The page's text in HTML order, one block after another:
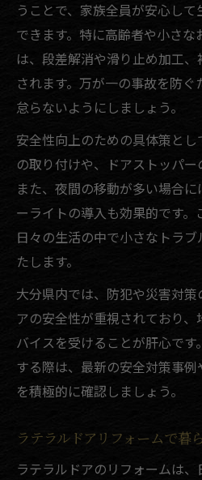
うことで、家族全員が安心し
できます。特に高齢者や小さ
は、段差解消や滑り止め加工
されます。万が一の事故を防
怠らないようにしましょう。
安全性向上のための具体策と
の取り付けや、ドアストッパー
また、夜間の移動が多い場合
ーライトの導入も効果的です。
日々の生活の中で小さなトラ
たします。
大分県内では、防犯や災害対
アの安全性が重視されており
バイスを受けることが肝心で
する際は、最新の安全対策事
を積極的に確認しましょう。
ラテラルドアリフォームで暮
ラテラルドアのリフォームは